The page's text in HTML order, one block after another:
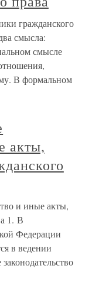
гражданского
смысла:
смысле
В формальном
акты,
и иные акты,
1. В
Федерации
в ведении